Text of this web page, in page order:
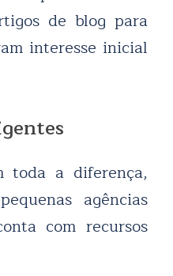
de blog para
interesse inicial
toda a diferença,
agências
com recursos